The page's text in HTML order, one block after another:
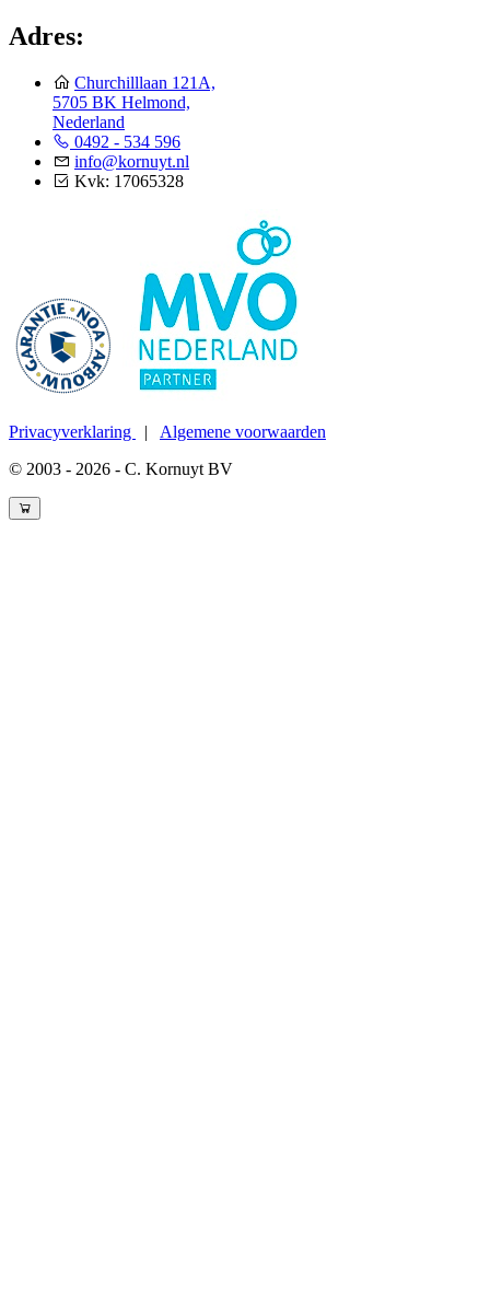
Adres:
Churchilllaan 121A,
5705 BK Helmond,
Nederland
0492 - 534 596
info@kornuyt.nl
Kvk: 17065328
Privacyverklaring | Algemene voorwaarden
© 2003 - 2026 - C. Kornuyt BV